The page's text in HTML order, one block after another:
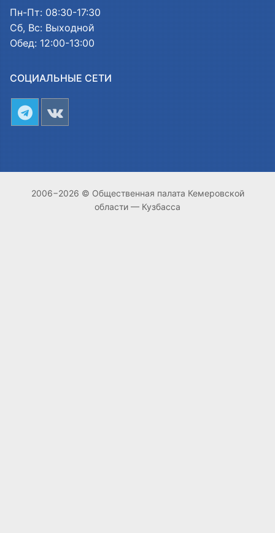
Пн-Пт: 08:30-17:30
Сб, Вс: Выходной
Обед: 12:00-13:00
СОЦИАЛЬНЫЕ СЕТИ
2006−2026 © Общественная палата Кемеровской
области — Кузбасса